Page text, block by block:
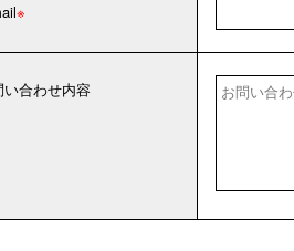
い合わせ内容